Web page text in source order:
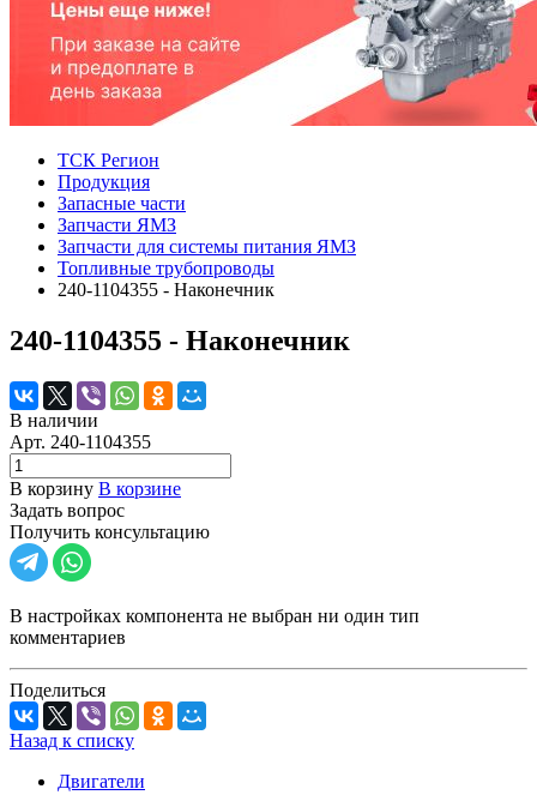
ТСК Регион
Продукция
Запасные части
Запчасти ЯМЗ
Запчасти для системы питания ЯМЗ
Топливные трубопроводы
240-1104355 - Наконечник
240-1104355 - Наконечник
В наличии
Арт. 240-1104355
В корзину В корзине
Задать вопрос
Получить консультацию
В настройках компонента не выбран ни один тип
комментариев
Поделиться
Назад к списку
Двигатели